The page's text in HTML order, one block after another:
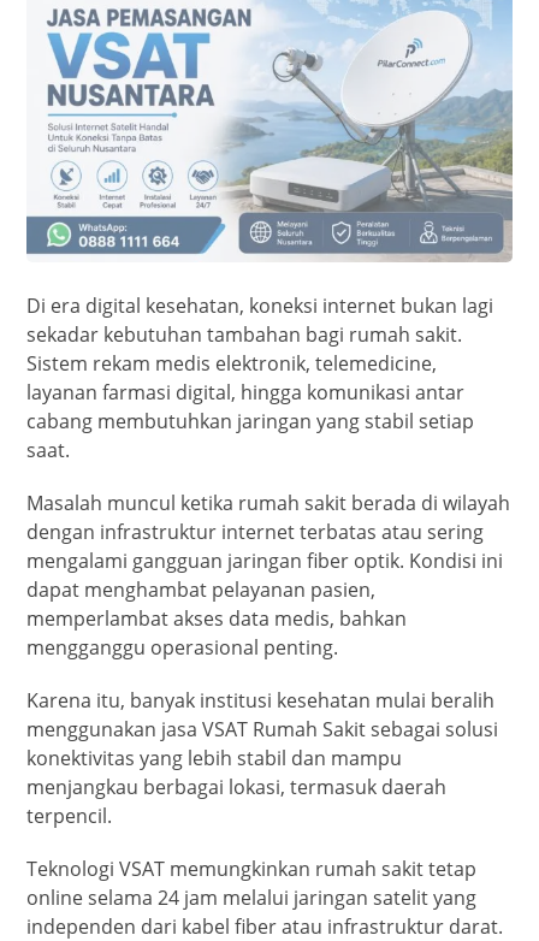
Di era digital kesehatan, koneksi internet bukan lagi
sekadar kebutuhan tambahan bagi rumah sakit.
Sistem rekam medis elektronik, telemedicine,
layanan farmasi digital, hingga komunikasi antar
cabang membutuhkan jaringan yang stabil setiap
saat.
Masalah muncul ketika rumah sakit berada di wilayah
dengan infrastruktur internet terbatas atau sering
mengalami gangguan jaringan fiber optik. Kondisi ini
dapat menghambat pelayanan pasien,
memperlambat akses data medis, bahkan
mengganggu operasional penting.
Karena itu, banyak institusi kesehatan mulai beralih
menggunakan jasa VSAT Rumah Sakit sebagai solusi
konektivitas yang lebih stabil dan mampu
menjangkau berbagai lokasi, termasuk daerah
terpencil.
Teknologi VSAT memungkinkan rumah sakit tetap
online selama 24 jam melalui jaringan satelit yang
independen dari kabel fiber atau infrastruktur darat.